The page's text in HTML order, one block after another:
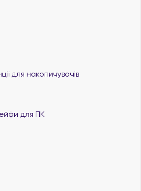
для накопичувачів
для ПК